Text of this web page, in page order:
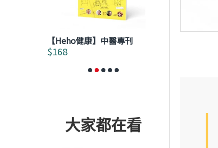
【Heho健康】中醫專刊
$168
大家都在看